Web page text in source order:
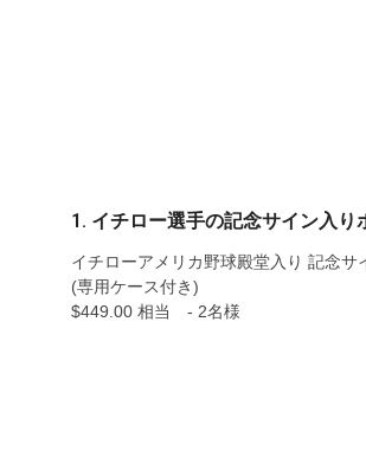
1. イチロー選手の記念サイン入り
イチローアメリカ野球殿堂入り 記念サ
(専用ケース付き)
$449.00 相当 - 2名様